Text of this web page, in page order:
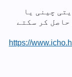
چینی یا
کر سکتے
https://